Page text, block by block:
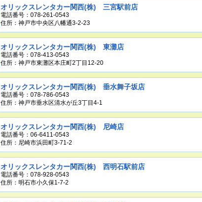
オリックスレンタカー関西(株) 三宮駅前店
電話番号：078-261-0543
住所：神戸市中央区八幡通3-2-23
オリックスレンタカー関西(株) 東灘店
電話番号：078-413-0543
住所：神戸市東灘区本庄町2丁目12-20
オリックスレンタカー関西(株) 垂水舞子坂店
電話番号：078-786-0543
住所：神戸市垂水区清水が丘3丁目4-1
オリックスレンタカー関西(株) 尼崎店
電話番号：06-6411-0543
住所：尼崎市浜田町3-71-2
オリックスレンタカー関西(株) 西明石駅前店
電話番号：078-928-0543
住所：明石市小久保1-7-2